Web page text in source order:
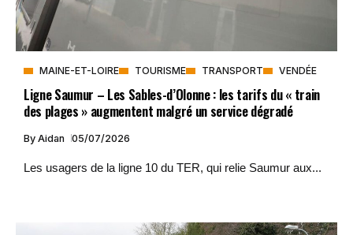
MAINE-ET-LOIRE TOURISME TRANSPORT VENDÉE
Ligne Saumur – Les Sables-d’Olonne : les tarifs du « train
des plages » augmentent malgré un service dégradé
By Aidan 05/07/2026
Les usagers de la ligne 10 du TER, qui relie Saumur aux...